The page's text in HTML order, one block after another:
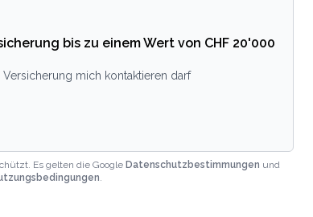
bis zu einem Wert von CHF 20'000
mich kontaktieren darf
Es gelten die Google Datenschutzbestimmungen und
.